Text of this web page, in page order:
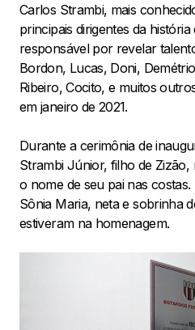
Carlos Strambi, mais
principais dirigentes da
responsável por revelar
Bordon, Lucas, Doni,
Ribeiro, Cocito, e muitos
em janeiro de 2021.
Durante a cerimônia de
Strambi Júnior, filho de
o nome de seu pai nas
Sônia Maria, neta e sobrinha
estiveram na homenagem.